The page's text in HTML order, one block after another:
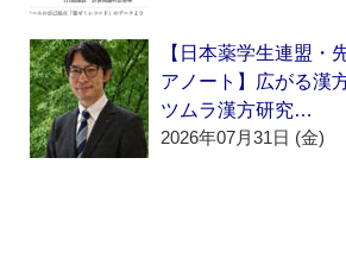
【日本薬学生連盟・
アノート】広がる漢
ツムラ漢方研究…
2026年07月31日 (金)